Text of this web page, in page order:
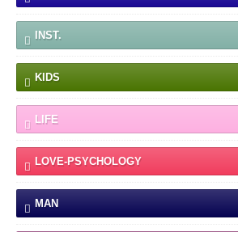
INST.
KIDS
LIFE
LOVE-PSYCHOLOGY
MAN